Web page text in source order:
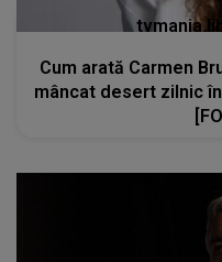
Cum arată Carmen
mâncat desert zilnic